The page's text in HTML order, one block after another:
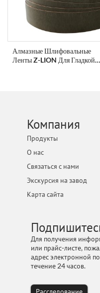
Алмазные Шлифовальные
Ленты Z-LION Для Гладкой
Компания
Продукты
О нас
Связаться с нами
Экскурсия на завод
Карта сайта
Для получения
или прайс-листе,
адрес электронной
течение 24 часов.
Расследование